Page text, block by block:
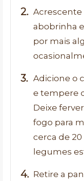
Acrescente
abobrinha
por mais
Adicione o
e tempere
Deixe
fogo para
cerca de
legumes
Retire a